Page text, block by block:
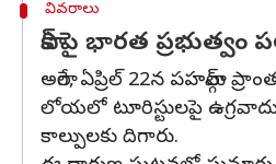
వివరాలు
పాక్ పై భారత ప్రభుత్వం
అలాగే, ఏప్రిల్ 22న పహల్గామ్
లోయలో టూరిస్టులపై
కాల్పులకు దిగారు.